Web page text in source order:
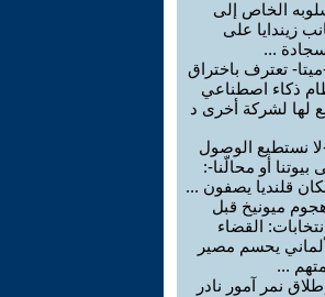
الخاص إلى
زيندايا على
...
تعترف باختراق
ذكاء اصطناعي
لها لشركة أخرى د
نستطيع الوصول
بيوتنا أو محالّنا-:
قلنديا يصفون ...
ميونيخ قبل
القضاء
يحسم مصير
...
نمر آمور نادر